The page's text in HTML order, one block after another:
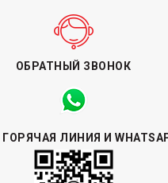
ОБРАТНЫЙ ЗВОНОК
ГОРЯЧАЯ ЛИНИЯ И